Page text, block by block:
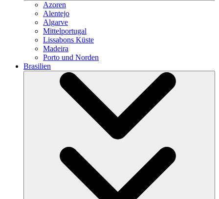
Azoren
Alentejo
Algarve
Mittelportugal
Lissabons Küste
Madeira
Porto und Norden
Brasilien